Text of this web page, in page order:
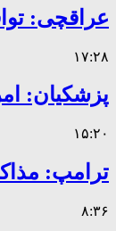
عراقچی: توافق
۱۷:۲۸
پزشکیان:
۱۵:۲۰
ترامپ:
۸:۳۶